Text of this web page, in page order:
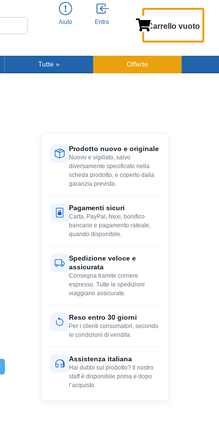
Aiuto Entra Carrello vuoto
Tutte » Offerte
Prodotto nuovo e originale
Nuovo e sigillato, salvo
diversamente specificato nella
scheda prodotto, e coperto dalla
garanzia prevista.
Pagamenti sicuri
Carta, PayPal, Nexi, bonifico
bancario e pagamento rateale,
quando disponibile.
Spedizione veloce e
assicurata
Consegna tramite corriere
espresso. Tutte le spedizioni
viaggiano assicurate.
Reso entro 30 giorni
Per i clienti consumatori, secondo
le condizioni di vendita.
Assistenza italiana
Hai dubbi sul prodotto? Il nostro
staff è disponibile prima e dopo
l’acquisto.